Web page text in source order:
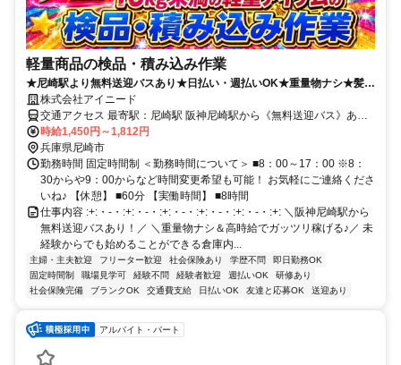
軽量商品の検品・積み込み作業
★尼崎駅より無料送迎バスあり★日払い・週払いOK★重量物ナシ★髪
型・髪色自由★働く時間の相談OK★車・バイク・自転車通勤もOK★倉
庫内シンプル軽作業★
株式会社アイニード
交通アクセス 最寄駅：尼崎駅 阪神尼崎駅から《無料送迎バス》あ
り、車で約5分、自転車で約7分 ＊車通勤OK,バイク通勤OK
時給1,450円～1,812円
兵庫県尼崎市
勤務時間 固定時間制 ＜勤務時間について＞ ■8：00～17：00 ※8：
30からや9：00からなど時間変更希望も可能！ お気軽にご連絡くださ
いね♪ 【休憩】 ■60分 【実働時間】 ■8時間
仕事内容 :+:・-・:+:・-・:+:・-・:+:・-・:+:・-・:+: ＼阪神尼崎駅から
無料送迎バスあり！／ ＼重量物ナシ＆高時給でガッツリ稼げる♪／ 未
経験からでも始めることができる倉庫内...
主婦・主夫歓迎 フリーター歓迎 社会保険あり 学歴不問
即日勤務OK
固定時間制
職場見学可 経験不問 経験者歓迎 週払いOK
研修あり
社会保険完備
ブランクOK 交通費支給 日払いOK 友達と応募OK 送迎あり
アルバイト・パート